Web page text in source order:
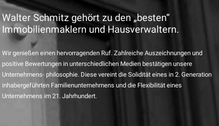
Walter Schmitz gehört zu den „besten“
Immobilienmaklern und Hausverwaltern.
Wir genießen einen hervorragenden Ruf. Zahlreiche Auszeichnungen und
positive Bewertungen in unterschiedlichen Medien bestätigen unsere
Unternehmens- philosophie. Diese vereint die Solidität eines in 2. Generation
inhabergeführten Familienunternehmens und die Flexibilität eines
Unternehmens im 21. Jahrhundert.